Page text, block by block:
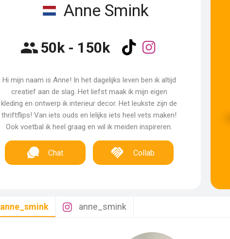
Anne Smink
50k - 150k
Hi mijn naam is Anne! In het dagelijks leven ben ik altijd
creatief aan de slag. Het liefst maak ik mijn eigen
kleding en ontwerp ik interieur decor. Het leukste zijn de
thriftflips! Van iets ouds en lelijks iets heel vets maken!
Ook voetbal ik heel graag en wil ik meiden inspireren.
Chat Collab
anne_smink anne_smink